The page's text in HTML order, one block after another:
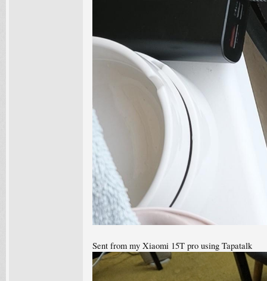
Sent from my Xiaomi 15T pro using Tapatalk